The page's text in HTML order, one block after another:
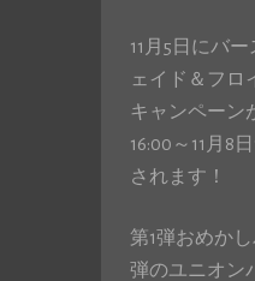
11月5日にバ
ェイド＆フロ
キャンペーン
16:00～11月8
されます！
第1弾おめか
弾のユニオン